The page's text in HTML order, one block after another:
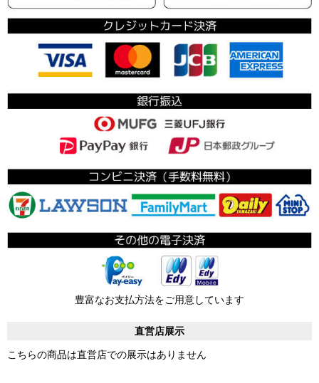
豊富なお支払方法をご用意しています
直営店展示
こちらの商品は直営店での展示はありません